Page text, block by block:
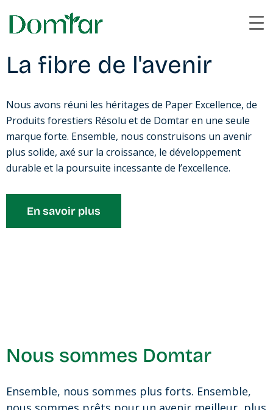
La fibre de l'avenir
Nous avons réuni les héritages de Paper Excellence, de
Produits forestiers Résolu et de Domtar en une seule
marque forte. Ensemble, nous construisons un avenir
plus solide, axé sur la croissance, le développement
durable et la poursuite incessante de l’excellence.
En savoir plus
Nous sommes Domtar
Ensemble, nous sommes plus forts. Ensemble,